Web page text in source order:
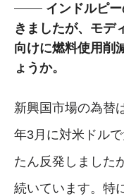
インドルピ
きましたが、モデ
向けに燃料使用削
ょうか。
新興国市場の為替
年3月に対米ドル
たん反発しました
続いています。特